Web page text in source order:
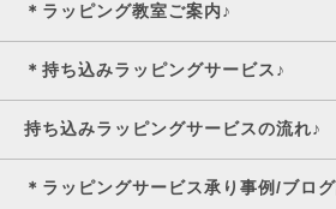
＊ラッピング教室ご案内♪
＊持ち込みラッピングサービス♪
持ち込みラッピングサービスの流れ♪
＊ラッピングサービス承り事例/ブロ